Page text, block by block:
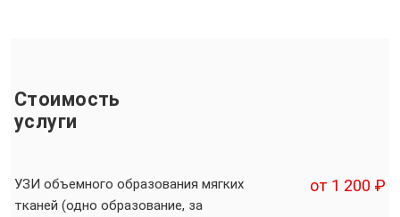
Стоимость
услуги
УЗИ объемного образования мягких
тканей (одно образование, за
от 1 200 ₽